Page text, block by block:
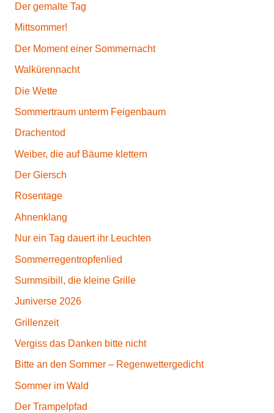
Der gemalte Tag
Mittsommer!
Der Moment einer Sommernacht
Walkürennacht
Die Wette
Sommertraum unterm Feigenbaum
Drachentod
Weiber, die auf Bäume klettern
Der Giersch
Rosentage
Ahnenklang
Nur ein Tag dauert ihr Leuchten
Sommerregentropfenlied
Summsibill, die kleine Grille
Juniverse 2026
Grillenzeit
Vergiss das Danken bitte nicht
Bitte an den Sommer – Regenwettergedicht
Sommer im Wald
Der Trampelpfad